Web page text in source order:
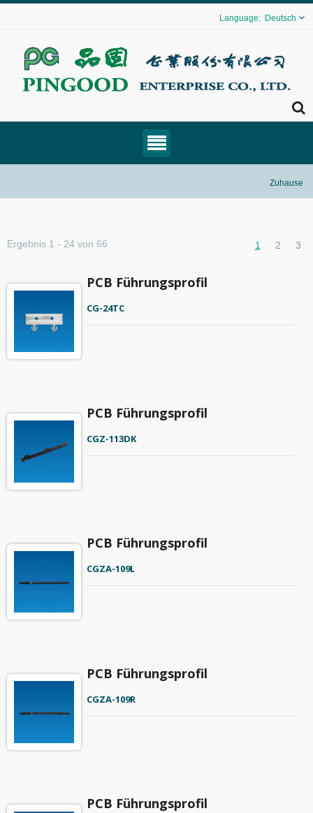
Deutsch
Zuhause
Ergebnis 1 - 24 von 66 1 2 3
PCB Führungsprofil
CG-24TC
PCB Führungsprofil
CGZ-113DK
PCB Führungsprofil
CGZA-109L
PCB Führungsprofil
CGZA-109R
PCB Führungsprofil